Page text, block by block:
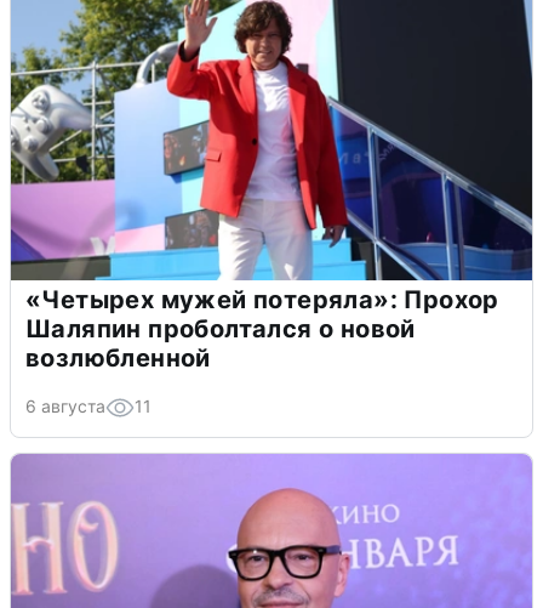
«Четырех мужей потеряла»: Прохор
Шаляпин проболтался о новой
возлюбленной
6 августа 11